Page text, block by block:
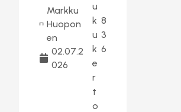
Markku
Huopon
en
02.07.2
026
u
k
u
k
e
r
t
o
8
3
6